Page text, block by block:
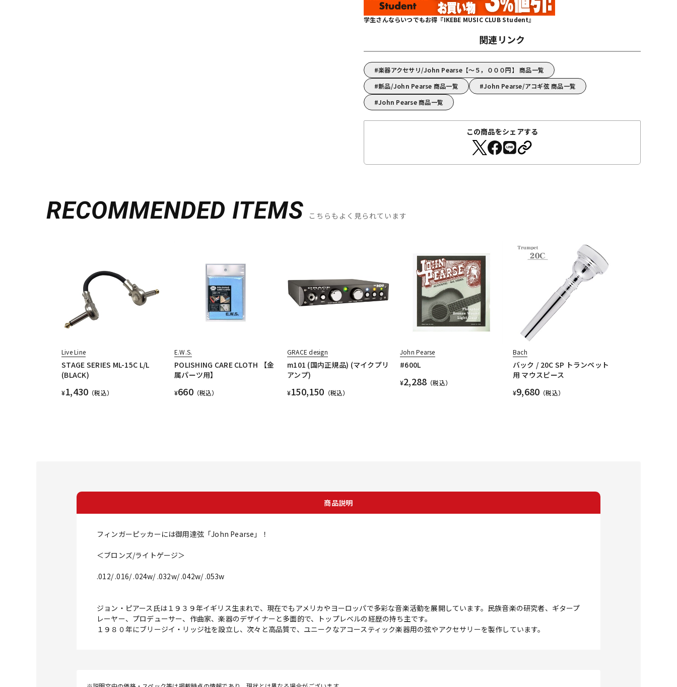
学生さんならいつでもお得『IKEBE MUSIC CLUB Student』
関連リンク
楽器アクセサリ/John Pearse【～５，０００円】 商品一覧
新品/John Pearse 商品一覧
John Pearse/アコギ弦 商品一覧
John Pearse 商品一覧
この商品をシェアする
RECOMMENDED ITEMS こちらもよく見られています
Live Line
STAGE SERIES ML-15C L/L
(BLACK)
¥1,430 （税込）
E.W.S.
POLISHING CARE CLOTH 【金
属パーツ用】
¥660（税込）
GRACE design
m101 (国内正規品) (マイクプリ
アンプ)
¥150,150 （税込）
John Pearse
#600L
¥2,288 （税込）
Bach
バック / 20C SP トランペット
用 マウスピース
¥9,680 （税込）
商品説明
フィンガーピッカーには御用達弦「John Pearse」！
＜ブロンズ/ライトゲージ＞
.012/ .016/ .024w/ .032w/ .042w/ .053w
ジョン・ピアース氏は１９３９年イギリス生まれで、現在でもアメリカやヨーロッパで多彩な音楽活動を展開しています。民族音楽の研究者、ギタープ
レーヤー、プロデューサー、作曲家、楽器のデザイナーと多面的で、トップレベルの経歴の持ち主です。
１９８０年にブリージイ・リッジ社を設立し、次々と高品質で、ユニークなアコースティック楽器用の弦やアクセサリーを製作しています。